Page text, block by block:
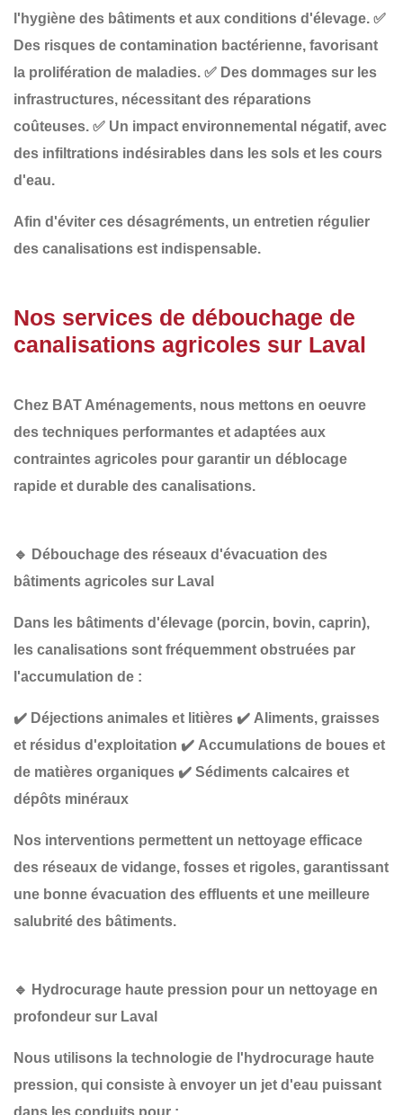
l'hygiène des bâtiments et aux conditions d'élevage. ✅
Des risques de contamination bactérienne, favorisant
la prolifération de maladies. ✅ Des dommages sur les
infrastructures, nécessitant des réparations
coûteuses. ✅ Un impact environnemental négatif, avec
des infiltrations indésirables dans les sols et les cours
d'eau.
Afin d'éviter ces désagréments, un entretien régulier
des canalisations est indispensable.
Nos services de débouchage de
canalisations agricoles sur Laval
Chez BAT Aménagements, nous mettons en oeuvre
des techniques performantes et adaptées aux
contraintes agricoles pour garantir un déblocage
rapide et durable des canalisations.
🔹 Débouchage des réseaux d'évacuation des
bâtiments agricoles sur Laval
Dans les bâtiments d'élevage (porcin, bovin, caprin),
les canalisations sont fréquemment obstruées par
l'accumulation de :
✔️ Déjections animales et litières ✔️ Aliments, graisses
et résidus d'exploitation ✔️ Accumulations de boues et
de matières organiques ✔️ Sédiments calcaires et
dépôts minéraux
Nos interventions permettent un nettoyage efficace
des réseaux de vidange, fosses et rigoles, garantissant
une bonne évacuation des effluents et une meilleure
salubrité des bâtiments.
🔹 Hydrocurage haute pression pour un nettoyage en
profondeur sur Laval
Nous utilisons la technologie de l'hydrocurage haute
pression, qui consiste à envoyer un jet d'eau puissant
dans les conduits pour :